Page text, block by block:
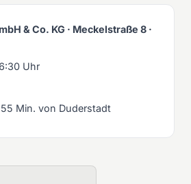
& Co. KG · Meckelstraße 8 ·
Uhr
55 Min. von Duderstadt